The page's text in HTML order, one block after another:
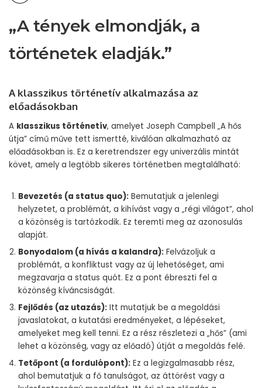
„A tények elmondják, a
történetek eladják.”
A klasszikus történetív alkalmazása az
előadásokban
A klasszikus történetív, amelyet Joseph Campbell „A hős
útja” című műve tett ismertté, kiválóan alkalmazható az
előadásokban is. Ez a keretrendszer egy univerzális mintát
követ, amely a legtöbb sikeres történetben megtalálható:
Bevezetés (a status quo): Bemutatjuk a jelenlegi
helyzetet, a problémát, a kihívást vagy a „régi világot”, ahol
a közönség is tartózkodik. Ez teremti meg az azonosulás
alapját.
Bonyodalom (a hívás a kalandra): Felvázoljuk a
problémát, a konfliktust vagy az új lehetőséget, ami
megzavarja a status quót. Ez a pont ébreszti fel a
közönség kíváncsiságát.
Fejlődés (az utazás): Itt mutatjuk be a megoldási
javaslatokat, a kutatási eredményeket, a lépéseket,
amelyeket meg kell tenni. Ez a rész részletezi a „hős” (ami
lehet a közönség, vagy az előadó) útját a megoldás felé.
Tetőpont (a fordulópont): Ez a legizgalmasabb rész,
ahol bemutatjuk a fő tanulságot, az áttörést vagy a